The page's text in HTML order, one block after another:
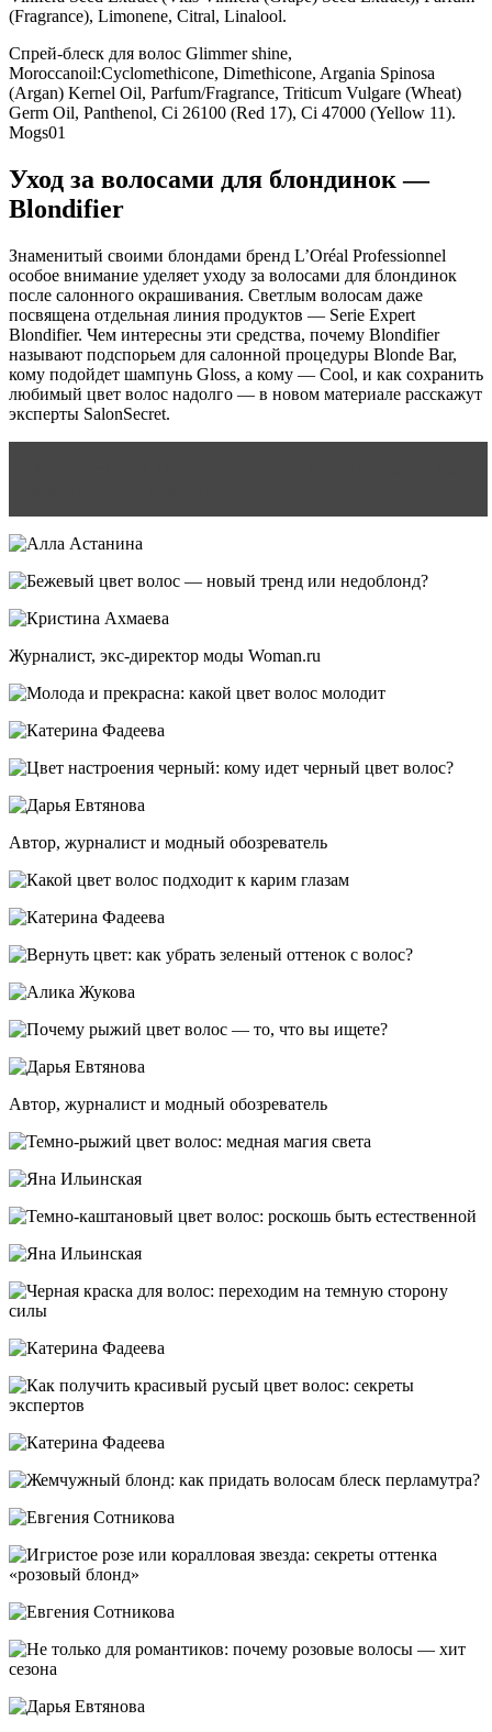
(Fragrance), Limonene, Citral, Linalool.
Спрей-блеск для волос Glimmer shine,
Moroccanoil:Cyclomethicone, Dimethicone, Argania Spinosa
(Argan) Kernel Oil, Parfum/Fragrance, Triticum Vulgare (Wheat)
Germ Oil, Panthenol, Ci 26100 (Red 17), Ci 47000 (Yellow 11).
Mogs01
Уход за волосами для блондинок —
Blondifier
Знаменитый своими блондами бренд L’Oréal Professionnel
особое внимание уделяет уходу за волосами для блондинок
после салонного окрашивания. Светлым волосам даже
посвящена отдельная линия продуктов — Serie Expert
Blondifier. Чем интересны эти средства, почему Blondifier
называют подспорьем для салонной процедуры Blonde Bar,
кому подойдет шампунь Gloss, а кому — Cool, и как сохранить
любимый цвет волос надолго — в новом материале расскажут
эксперты SalonSecret.
Журналист, экс-директор моды Woman.ru
Автор, журналист и модный обозреватель
Автор, журналист и модный обозреватель